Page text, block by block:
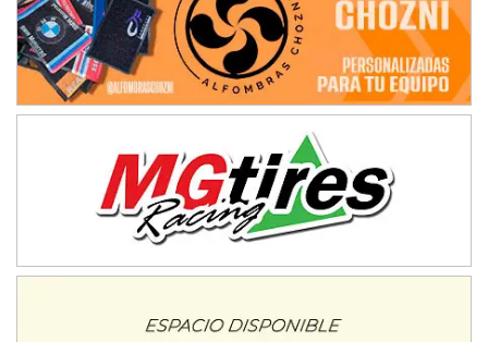
Trenque Lauquen (Buenos Aires)
ENTRERRIANO - F6 (POSTERGADA)
Parque de la Velocidad (Asfalto)
Villaguay (Entre Ríos)
El Cerro (Tierra)
Victoria (Entre Ríos)
PATAGONICO - F6
Moto Club Reginense (Tierra)
Gral. E. Godoy (Río Negro)
Juventud Unida (Tierra)